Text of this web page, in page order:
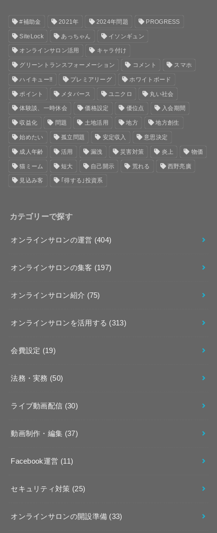
#補助金 2021年 2024年問題 PROGRESS
SiteLock あっちゃん イソンギュン
オンラインサロン活用 キャラ付け
グリーントランスフォーメーション コメント スマホ
ハイキュー!! プレミアリーグ ホワイトボード
ポイント メタバース ユニクロ 丸い社会
体験談、一時休会 価格設定 優位点 入会期間
収益化 問題 土地活用 地方 地方創生
始めたい 孤立問題 安定収入 意思決定
成人年齢 活用 漏洩 災害対策 炎上 物価
猫ミーム 短大 自己開示 荒れる 西野亮廣
見込み客 ｢得する｣投資系
カテゴリーで探す
オンラインサロンの運営 (404)
オンラインサロンの集客 (197)
オンラインサロン紹介 (75)
オンラインサロンを活用する (313)
会費設定 (19)
法務・実務 (50)
ライブ動画配信 (30)
動画制作・編集 (37)
Facebook運営 (11)
セキュリティ対策 (25)
オンラインサロンの開設準備 (33)